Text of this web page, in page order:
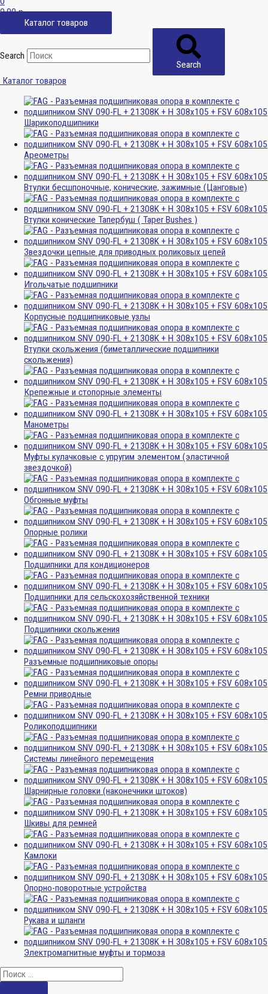
0,00р.
Каталог товаров
Search
Search
Каталог товаров
Шарикоподшипники
Ареометры
Втулки бесшпоночные, конические, зажимные (Цанговые)
Втулки конические Тапербуш ( Taper Bushes )
Звездочки цепные для приводных роликовых цепей
Игольчатые подшипники
Корпусные подшипниковые узлы
Втулки скольжения (биметаллические подшипники
скольжения)
Крепежные и стопорные элементы
Манометры
Муфты кулачковые с упругим элементом (эластичной
звездочкой)
Обгонные муфты
Опорные ролики
Подшипники для кондиционеров
Подшипники для сельскохозяйственной техники
Подшипники скольжения
Разъемные подшипниковые опоры
Ремни приводные
Роликоподшипники
Системы линейного перемещения
Шарнирные головки (наконечники штоков)
Шкивы для ремней
Камлоки
Опорно-поворотные устройства
Рукава и шланги
Электромагнитные муфты и тормоза